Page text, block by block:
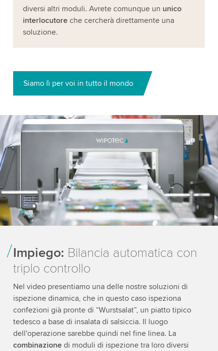
diversi altri moduli. Avrete comunque un unico
interlocutoreche cercherà direttamente una
soluzione.
Siamo lì per voi in tutto il mondo
Impiego: Bilancia automatica con
triplo controllo
Nel video presentiamo una delle nostre soluzioni di
ispezione dinamica, che in questo caso ispeziona
confezioni già pronte di “Wurstsalat”, un piatto tipico
tedesco a base di insalata di salsiccia. Il luogo
dell'operazione sarebbe quindi nel fine linea. La
combinazionedi moduli di ispezione tra loro diversi